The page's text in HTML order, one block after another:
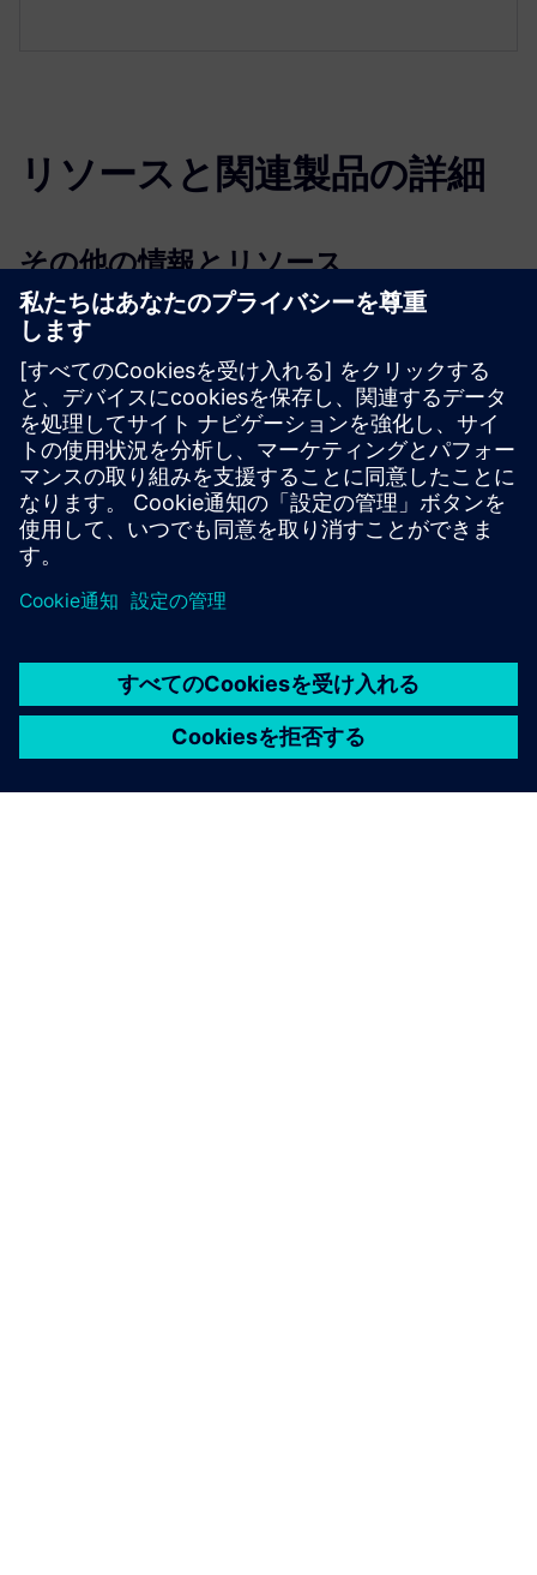
リソースと関連製品の詳細
その他の情報とリソース
Torsit：持続可能なUltraCapで接続容量は半分になりまし
た
Torsitのマガジンクレーンにあるウルトラキャップ
倉庫の記事総数：接続電力のマガジンクレーンが半分にな
りました（NL）
必要条件